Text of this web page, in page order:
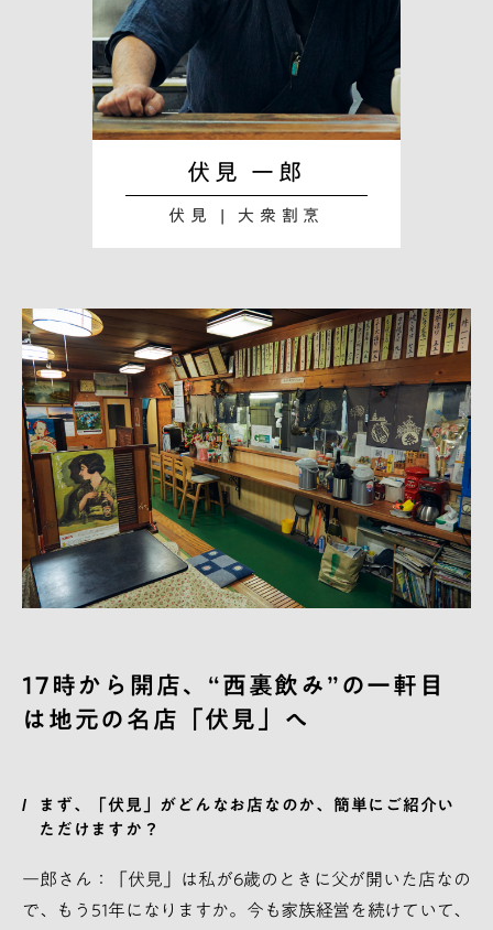
伏見 一郎
伏見 | 大衆割烹
17時から開店、“西裏飲み”の一軒目
は地元の名店「伏見」へ
まず、「伏見」がどんなお店なのか、簡単にご紹介い
ただけますか？
一郎さん：「伏見」は私が6歳のときに父が開いた店なの
で、もう51年になりますか。今も家族経営を続けていて、